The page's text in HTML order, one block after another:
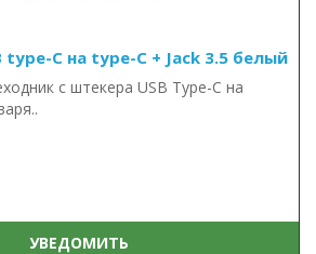
type-C на type-C + Jack 3.5 белый
с штекера USB Type-C на
УВЕДОМИТЬ